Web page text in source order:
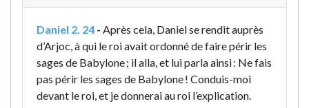
Daniel 2. 24 - Après cela, Daniel se rendit auprès
d’Arjoc, à qui le roi avait ordonné de faire périr les
sages de Babylone ; il alla, et lui parla ainsi : Ne fais
pas périr les sages de Babylone ! Conduis-moi
devant le roi, et je donnerai au roi l’explication.